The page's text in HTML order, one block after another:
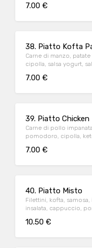
7.00 €
38. Piatto Kofta
Carne di manzo,
cipolla, salsa yogurt,
7.00 €
39. Piatto Chicken
Carne di pollo
pomodoro, cipolla,
7.00 €
40. Piatto Misto
Filettini, kofta,
insalata, cappuccio,
10.50 €